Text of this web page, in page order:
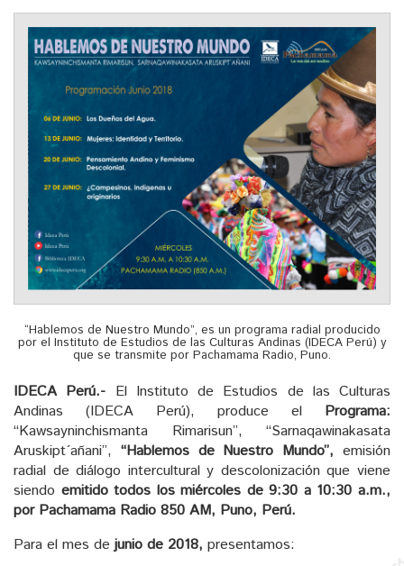
“Hablemos de Nuestro Mundo”, es un programa radial producido
por el Instituto de Estudios de las Culturas Andinas (IDECA Perú) y
que se transmite por Pachamama Radio, Puno.
IDECA Perú.- El Instituto de Estudios de las Culturas
Andinas (IDECA Perú), produce el Programa:
“Kawsayninchismanta Rimarisun”, “Sarnaqawinakasata
Aruskipt´añani”, “Hablemos de Nuestro Mundo”, emisión
radial de diálogo intercultural y descolonización que viene
siendo emitido todos los miércoles de 9:30 a 10:30 a.m.,
por Pachamama Radio 850 AM, Puno, Perú.
Para el mes dejunio de 2018, presentamos: